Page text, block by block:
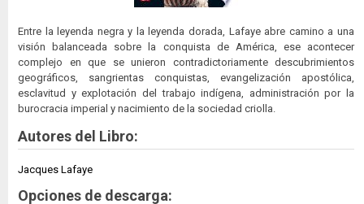
Entre la leyenda negra y la leyenda dorada, Lafaye abre camino a una
visión balanceada sobre la conquista de América, ese acontecer
complejo en que se unieron contradictoriamente descubrimientos
geográficos, sangrientas conquistas, evangelización apostólica,
esclavitud y explotación del trabajo indígena, administración por la
burocracia imperial y nacimiento de la sociedad criolla.
Autores del Libro:
Jacques Lafaye
Opciones de descarga: